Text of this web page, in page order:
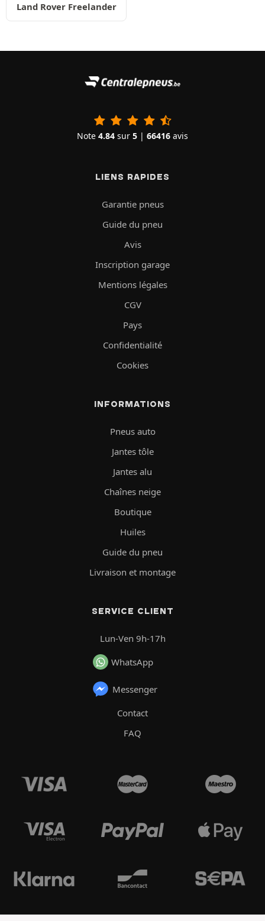
Land Rover Freelander
Note 4.84 sur 5 | 66416 avis
LIENS RAPIDES
Garantie pneus
Guide du pneu
Avis
Inscription garage
Mentions légales
CGV
Pays
Confidentialité
Cookies
INFORMATIONS
Pneus auto
Jantes tôle
Jantes alu
Chaînes neige
Boutique
Huiles
Guide du pneu
Livraison et montage
SERVICE CLIENT
Lun-Ven 9h-17h
WhatsApp
Messenger
Contact
FAQ